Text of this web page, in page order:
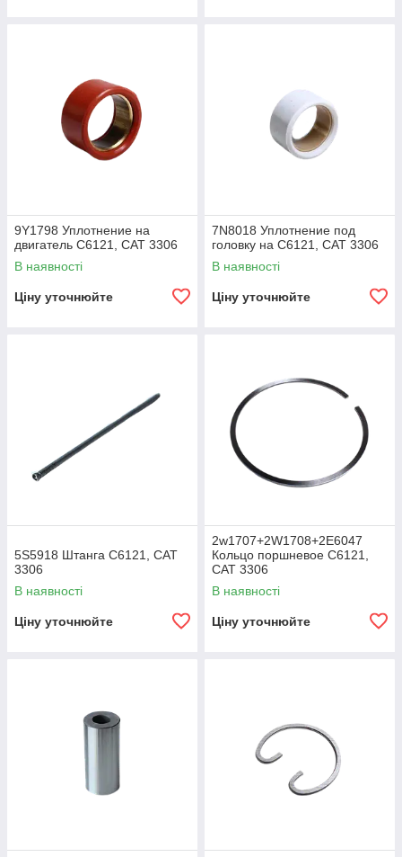
9Y1798 Уплотнение на
двигатель C6121, CAT 3306
В наявності
Ціну уточнюйте
7N8018 Уплотнение под
головку на C6121, CAT 3306
В наявності
Ціну уточнюйте
5S5918 Штанга C6121, CAT
3306
В наявності
Ціну уточнюйте
2w1707+2W1708+2E6047
Кольцо поршневое C6121,
CAT 3306
В наявності
Ціну уточнюйте